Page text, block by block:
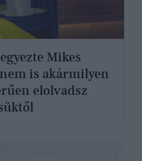
Mikes
is akármilyen
elolvadsz